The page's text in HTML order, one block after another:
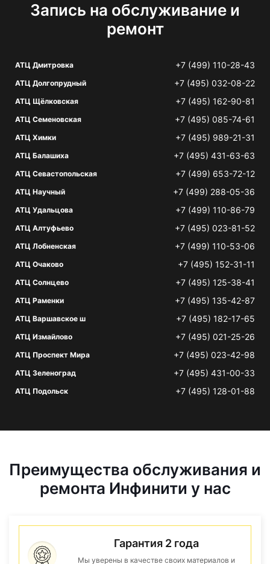
Запись на обслуживание и
ремонт
АТЦ Дмитровка +7 (499) 110-28-43
АТЦ Долгопрудный +7 (495) 032-08-22
АТЦ Щёлковская +7 (495) 162-90-81
АТЦ Семеновская +7 (495) 085-74-61
АТЦ Химки +7 (495) 989-21-31
АТЦ Балашиха +7 (495) 431-63-63
АТЦ Севастопольская +7 (499) 653-72-12
АТЦ Научный +7 (499) 288-05-36
АТЦ Удальцова +7 (499) 110-86-79
АТЦ Алтуфьево +7 (495) 023-81-52
АТЦ Лобненская +7 (499) 110-53-06
АТЦ Очаково +7 (495) 152-31-11
АТЦ Солнцево +7 (495) 125-38-41
АТЦ Раменки +7 (495) 135-42-87
АТЦ Варшавское ш +7 (495) 182-17-65
АТЦ Измайлово +7 (495) 021-25-26
АТЦ Проспект Мира +7 (495) 023-42-98
АТЦ Зеленоград +7 (495) 431-00-33
АТЦ Подольск +7 (495) 128-01-88
Преимущества обслуживания и
ремонта Инфинити у нас
Гарантия 2 года
Мы уверены в качестве своих материалов и